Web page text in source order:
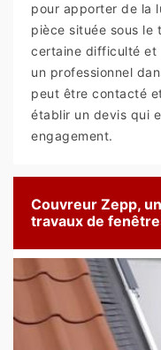
pour apporter de la
pièce située sous le
certaine difficulté et
un professionnel
peut être contacté
établir un devis qui
engagement.
Couvreur Zepp,
travaux de